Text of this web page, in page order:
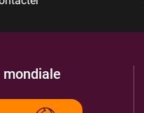
DE VILLE
mondiale